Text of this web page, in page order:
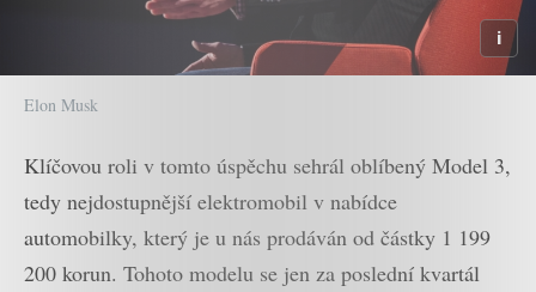
Elon Musk
Klíčovou roli v tomto úspěchu sehrál oblíbený Model 3,
tedy nejdostupnější elektromobil v nabídce
automobilky, který je u nás prodáván od částky 1 199
200 korun. Tohoto modelu se jen za poslední kvartál